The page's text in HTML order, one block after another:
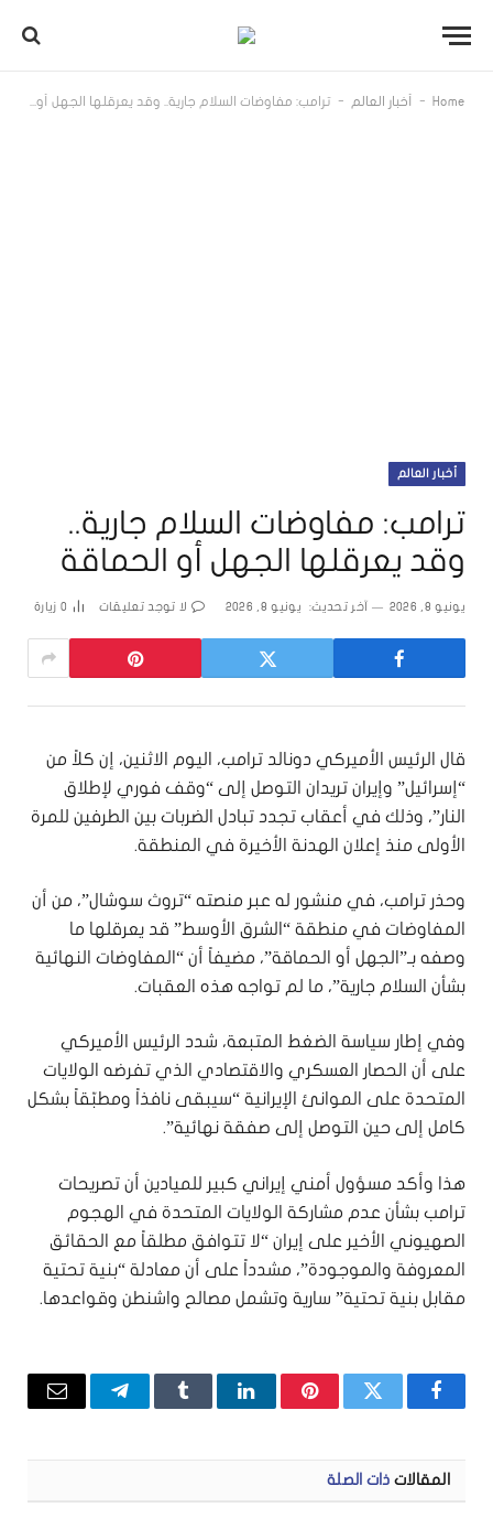
Home
- أخبار العالم - ترامب: مفاوضات السلام جارية.. وقد يعرقلها الجهل أو الحماقة
أخبار العالم
ترامب: مفاوضات السلام جارية..
وقد يعرقلها الجهل أو الحماقة
يونيو 8, 2026 آخر تحديث: يونيو 8, 2026 لا توجد تعليقات 0 زيارة
قال الرئيس الأميركي دونالد ترامب، اليوم الاثنين، إن كلاً من
“إسرائيل” وإيران تريدان التوصل إلى “وقف فوري لإطلاق
النار”، وذلك في أعقاب تجدد تبادل الضربات بين الطرفين للمرة
الأولى منذ إعلان الهدنة الأخيرة في المنطقة.
وحذر ترامب، في منشور له عبر منصته “تروث سوشال”، من أن
المفاوضات في منطقة “الشرق الأوسط” قد يعرقلها ما
وصفه بـ”الجهل أو الحماقة”، مضيفاً أن “المفاوضات النهائية
بشأن السلام جارية”، ما لم تواجه هذه العقبات.
وفي إطار سياسة الضغط المتبعة، شدد الرئيس الأميركي
على أن الحصار العسكري والاقتصادي الذي تفرضه الولايات
المتحدة على الموانئ الإيرانية “سيبقى نافذاً ومطبّقاً بشكل
كامل إلى حين التوصل إلى صفقة نهائية”.
هذا وأكد مسؤول أمني إيراني كبير للميادين أن تصريحات
ترامب بشأن عدم مشاركة الولايات المتحدة في الهجوم
الصهيوني الأخير على إيران “لا تتوافق مطلقاً مع الحقائق
المعروفة والموجودة”، مشدداً على أن معادلة “بنية تحتية
مقابل بنية تحتية” سارية وتشمل مصالح واشنطن وقواعدها.
فيسبوكتويتر بينتيريستلينكدإنTumblrتيلقرامالبريد
المقالات ذات الصلة